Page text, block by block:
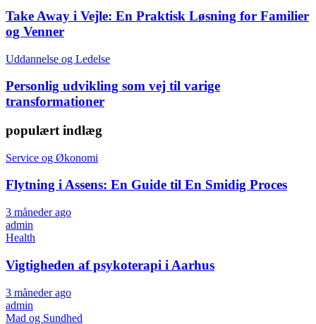
Take Away i Vejle: En Praktisk Løsning for Familier
og Venner
Uddannelse og Ledelse
Personlig udvikling som vej til varige
transformationer
populært indlæg
Service og Økonomi
Flytning i Assens: En Guide til En Smidig Proces
3 måneder ago
admin
Health
Vigtigheden af psykoterapi i Aarhus
3 måneder ago
admin
Mad og Sundhed